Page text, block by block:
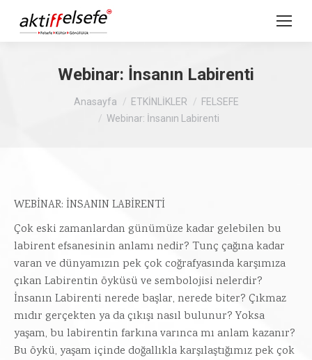
Webinar: İnsanın Labirenti
Buradasınız :Anasayfa ETKİNLİKLER
FELSEFE
Webinar: İnsanın Labirenti
WEBİNAR: İNSANIN LABİRENTİ
Çok eski zamanlardan günümüze kadar gelebilen bu
labirent efsanesinin anlamı nedir? Tunç çağına kadar
varan ve dünyamızın pek çok coğrafyasında karşımıza
çıkan Labirentin öyküsü ve sembolojisi nelerdir?
İnsanın Labirenti nerede başlar, nerede biter? Çıkmaz
mıdır gerçekten ya da çıkışı nasıl bulunur? Yoksa
yaşam, bu labirentin farkına varınca mı anlam kazanır?
Bu öykü, yaşam içinde doğallıkla karşılaştığımız pek çok